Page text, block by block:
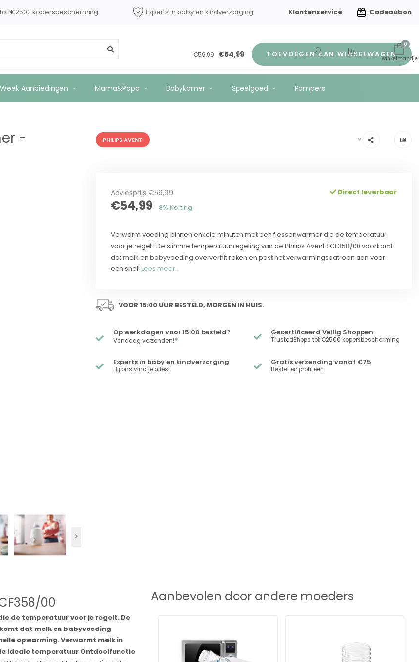
€2500 kopersbescherming Experts in baby en kindverzorging Gratis verzending vanaf €75
Klantenservice Cadeaubon
0
Week Aanbiedingen Mama&Papa Babykamer Speelgoed Pampers
€59,99 €54,99 TOEVOEGEN AAN WINKELWAGEN
- PHILIPS AVENT
Adviesprijs €59,99
€54,99 8% Korting
Direct leverbaar
Verwarm voeding binnen enkele minuten met een flessenwarmer die de temperatuur
voor je regelt. De slimme temperatuurregeling van de Philips Avent SCF358/00 voorkomt
dat melk en babyvoeding oververhit raken en past het verwarmingspatroon aan voor
een snell Lees meer..
VOOR 15:00 UUR BESTELD, MORGEN IN HUIS.
Op werkdagen voor 15:00 besteld?
Vandaag verzonden!*
Gecertificeerd Veilig Shoppen
TrustedShops tot €2500 kopersbescherming
Experts in baby en kindverzorging
Bij ons vind je alles!
Gratis verzending vanaf €75
Bestel en profiteer!
00
de temperatuur voor je regelt. De
dat melk en babyvoeding
opwarming. Verwarmt melk in
ideale temperatuur Ontdooifunctie
Aanbevolen door andere moeders